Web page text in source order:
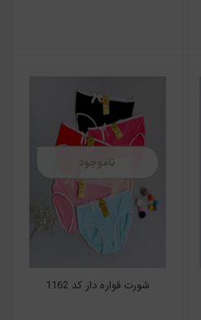
شورت قواره دار کد 1162
ناموجود